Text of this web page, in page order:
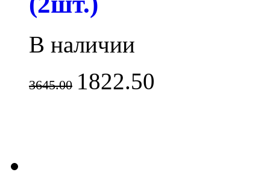
В наличии
3645.00 1822.50